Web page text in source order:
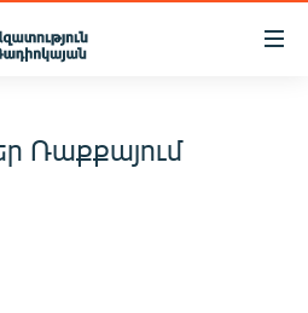
Ռաքքայում